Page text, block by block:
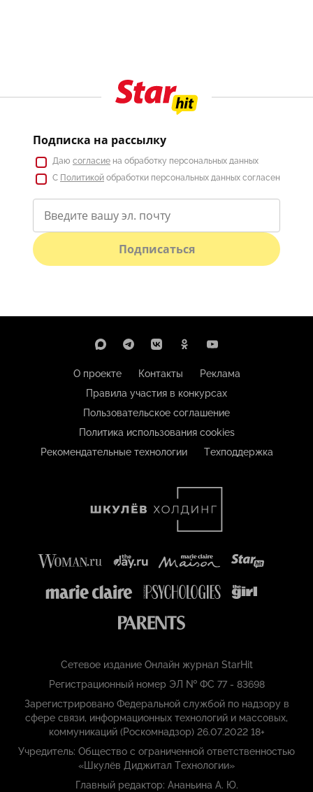
Подписка на рассылку
Даю согласие на обработку персональных данных
С Политикой обработки персональных данных согласен
Подписаться
О проекте Контакты
Реклама
Правила участия в конкурсах
Пользовательское соглашение
Политика использования cookies
Рекомендательные технологии
Техподдержка
Сетевое издание Онлайн журнал StarHit
Регистрационный номер ЭЛ № ФС 77 - 83698
Зарегистрировано Федеральной службой по надзору в
сфере связи, информационных технологий и массовых,
коммуникаций (Роскомнадзор) 26.07.2022 18+
Учредитель: Общество с ограниченной ответственностью
«Шкулёв Диджитал Технологии»
Главный редактор: Ананьина А. Ю.